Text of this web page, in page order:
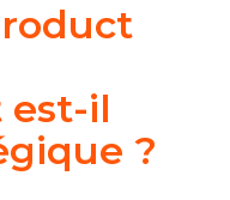
est-il
?